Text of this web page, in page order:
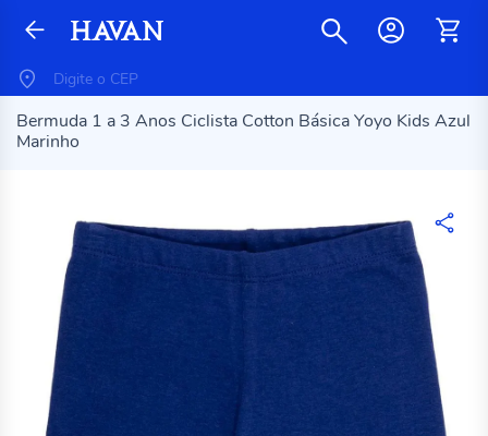
Bermuda 1 a 3 Anos Ciclista Cotton Básica Yoyo Kids Azul
Marinho